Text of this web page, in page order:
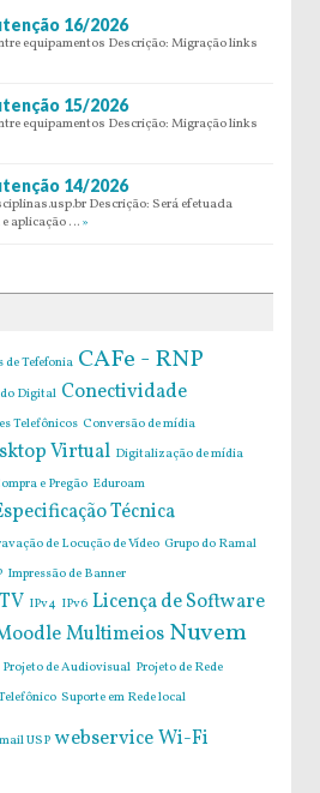
16/2026
equipamentos Descrição: Migração links
15/2026
equipamentos Descrição: Migração links
14/2026
Descrição: Será efetuada
aplicação … »
de Tefefonia CAFe - RNP
Digital Conectividade
Telefônicos Conversão de mídia
Virtual Digitalização de mídia
e Pregão Eduroam
Técnica
de Locução de Vídeo Grupo do Ramal
Impressão de Banner
IPv4 IPv6 Licença de Software
Multimeios Nuvem
Projeto de Audiovisual Projeto de Rede
Suporte em Rede local
USP webserviceWi-Fi